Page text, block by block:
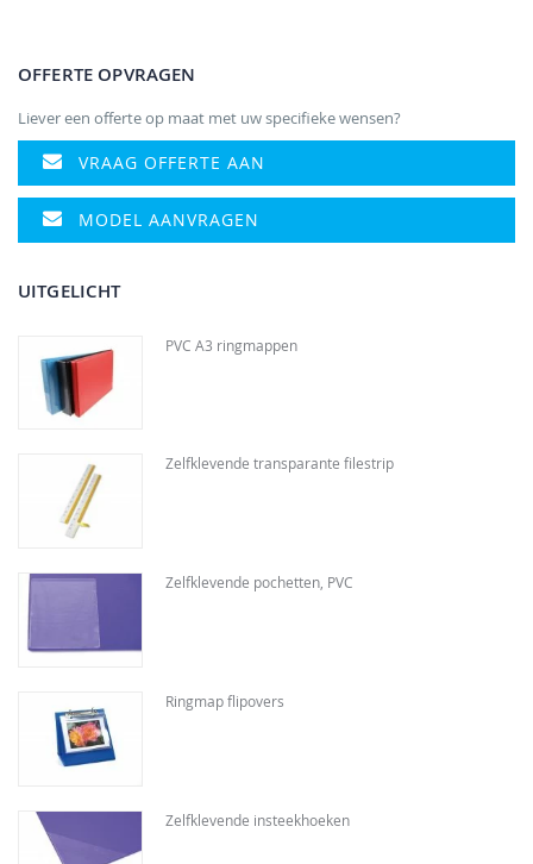
OFFERTE OPVRAGEN
Liever een offerte op maat met uw specifieke wensen?
VRAAG OFFERTE AAN
MODEL AANVRAGEN
UITGELICHT
PVC A3 ringmappen
Zelfklevende transparante filestrip
Zelfklevende pochetten, PVC
Ringmap flipovers
Zelfklevende insteekhoeken